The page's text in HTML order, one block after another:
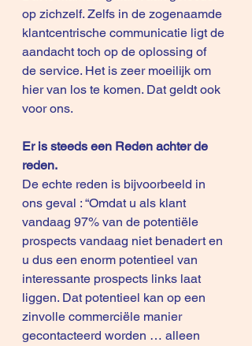
op zichzelf. Zelfs in de zogenaamde
klantcentrische communicatie ligt de
aandacht toch op de oplossing of
de service. Het is zeer moeilijk om
hier van los te komen. Dat geldt ook
voor ons.
Er is steeds een Reden achter de
reden.
De echte reden is bijvoorbeeld in
ons geval : “Omdat u als klant
vandaag 97% van de potentiële
prospects vandaag niet benadert en
u dus een enorm potentieel van
interessante prospects links laat
liggen. Dat potentieel kan op een
zinvolle commerciële manier
gecontacteerd worden … alleen